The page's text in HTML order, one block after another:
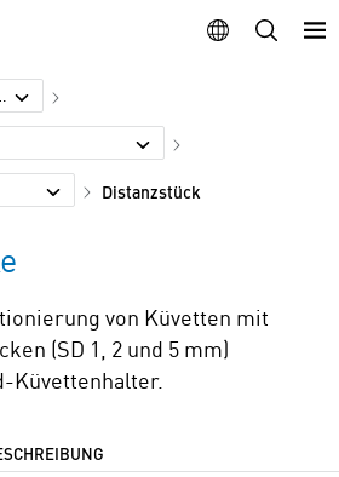
Distanzstück
von Küvetten mit
(SD 1, 2 und 5 mm)
Küvettenhalter.